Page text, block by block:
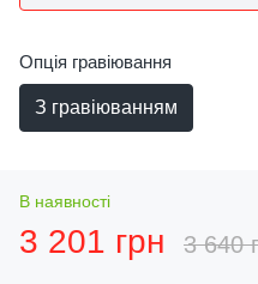
Опція гравіювання
З гравіюванням
В наявності
3 201 грн 3 640